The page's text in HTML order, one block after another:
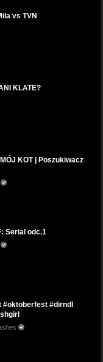
vs TVN
KLATE?
KOT | Poszukiwacz
Serial odc.1
#oktoberfest #dirndl